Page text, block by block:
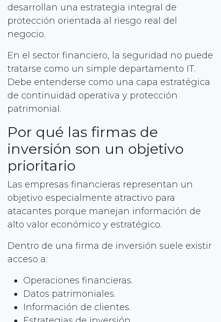
desarrollan una estrategia integral de
protección orientada al riesgo real del
negocio.
En el sector financiero, la seguridad no puede
tratarse como un simple departamento IT.
Debe entenderse como una capa estratégica
de continuidad operativa y protección
patrimonial.
Por qué las firmas de
inversión son un objetivo
prioritario
Las empresas financieras representan un
objetivo especialmente atractivo para
atacantes porque manejan información de
alto valor económico y estratégico.
Dentro de una firma de inversión suele existir
acceso a:
Operaciones financieras.
Datos patrimoniales.
Información de clientes.